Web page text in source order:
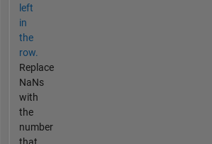
left
in
the
row.
Replace
NaNs
with
the
number